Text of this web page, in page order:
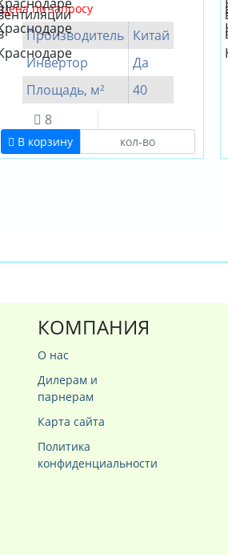
Цена по запросу
Производитель Китай
Инвертор
Да
Площадь, м²
40
8
В корзину
КОМПАНИЯ
О нас
Дилерам и
парнерам
Карта сайта
Политика
конфиденциальности